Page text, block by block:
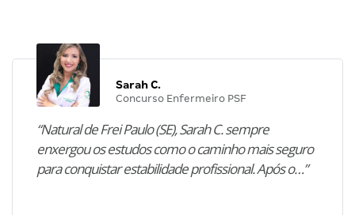
Sarah C.
Concurso Enfermeiro PSF
“Natural de Frei Paulo (SE), Sarah C. sempre
enxergou os estudos como o caminho mais seguro
para conquistar estabilidade profissional. Após o…”